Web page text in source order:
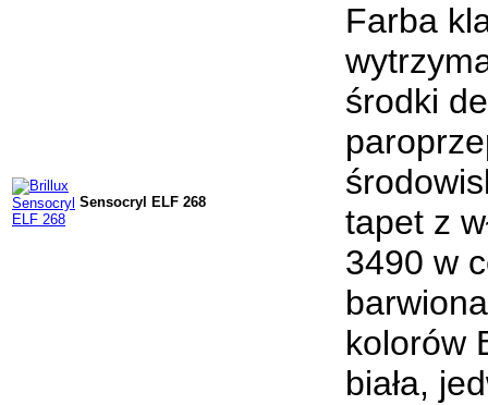
Sensocryl ELF 268
Farba
środki
tapet z
3490 w
kolorów
biała,